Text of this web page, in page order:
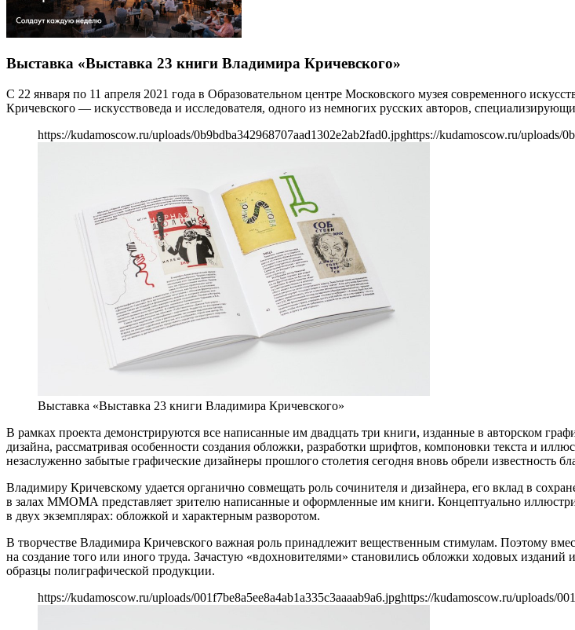
Выставка «Выставка 23 книги Владимира Кричевского»
С 22 января по 11 апреля 2021 года в Образовательном центре Московского музея современного
Кричевского — искусствоведа и исследователя, одного из немногих русских авторов,
https://kudamoscow.ru/uploads/0b9bdba342968707aad1302e2ab2fad0.jpghttps://kudamoscow.ru/uploads/
Выставка «Выставка 23 книги Владимира Кричевского»
В рамках проекта демонстрируются все написанные им двадцать три книги, изданные в авторском
дизайна, рассматривая особенности создания обложки, разработки шрифтов, компоновки текста и
незаслуженно забытые графические дизайнеры прошлого столетия сегодня вновь обрели известность
Владимиру Кричевскому удается органично совмещать роль сочинителя и дизайнера, его вклад в
в залах ММОМА представляет зрителю написанные и оформленные им книги. Концептуально
в двух экземплярах: обложкой и характерным разворотом.
В творчестве Владимира Кричевского важная роль принадлежит вещественным стимулам. Поэтому
на создание того или иного труда. Зачастую «вдохновителями» становились обложки ходовых
образцы полиграфической продукции.
https://kudamoscow.ru/uploads/001f7be8a5ee8a4ab1a335c3aaaab9a6.jpghttps://kudamoscow.ru/uploads/